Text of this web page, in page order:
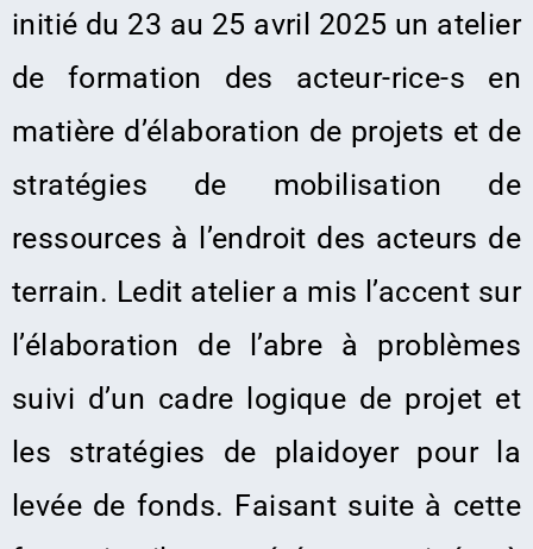
initié du 23 au 25 avril 2025 un atelier
de formation des acteur-rice-s en
matière d’élaboration de projets et de
stratégies de mobilisation de
ressources à l’endroit des acteurs de
terrain. Ledit atelier a mis l’accent sur
l’élaboration de l’abre à problèmes
suivi d’un cadre
logique de projet et
les stratégies de plaidoyer pour la
levée de fonds. Faisant suite à cette